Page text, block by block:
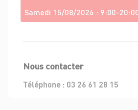
Samedi 15/08/2026 : 9:00-
Nous contacter
Téléphone : 03 26 61 28 15